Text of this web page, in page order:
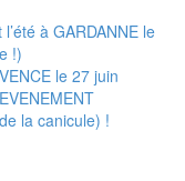
à GARDANNE le
!)
le 27 juin
la canicule) !